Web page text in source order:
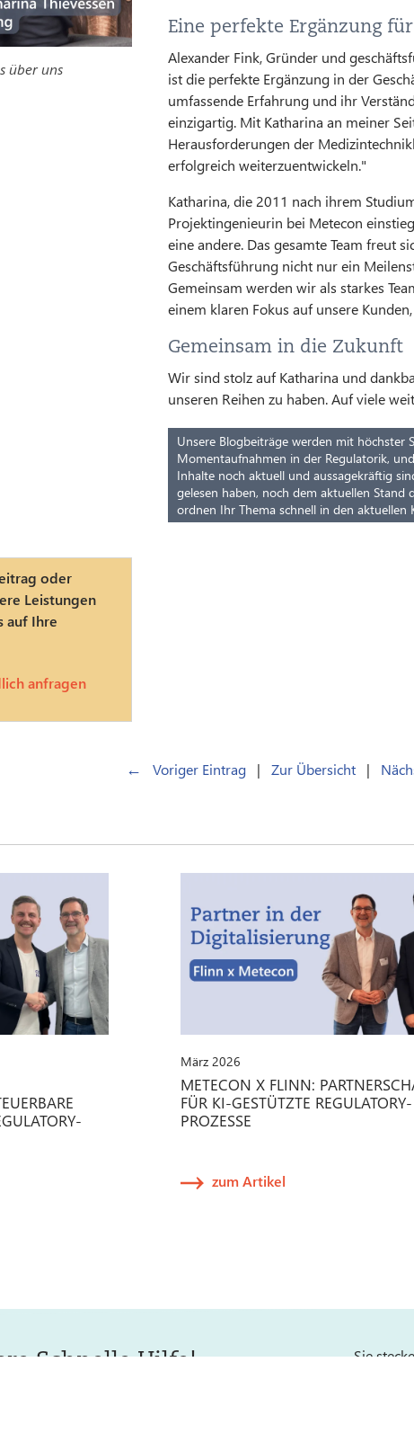
über uns
oder
Leistungen
auf Ihre
anfragen
Eine perfekte Ergänzung
Alexander Fink, Gründer und
ist die perfekte Ergänzung in der
umfassende Erfahrung und ihr
einzigartig. Mit Katharina an meiner
Herausforderungen der
erfolgreich weiterzuentwickeln."
Katharina, die 2011 nach ihrem
Projektingenieurin bei Metecon
eine andere. Das gesamte Team freut
Geschäftsführung nicht nur ein
Gemeinsam werden wir als starkes
einem klaren Fokus auf unsere
Gemeinsam in die Zukunft
Wir sind stolz auf Katharina und
unseren Reihen zu haben. Auf viele
Unsere Blogbeiträge werden mit höchster
Momentaufnahmen in der Regulatorik,
Inhalte noch aktuell und aussagekräftig
gelesen haben, noch dem aktuellen
ordnen Ihr Thema schnell in den aktuellen
← Voriger Eintrag | Zur Übersicht |
März 2026
METECON X FLINN:
FÜR KI-GESTÜTZTE REGULATORY-
PROZESSE
zum Artikel
Schnelle Hilfe!
Sie